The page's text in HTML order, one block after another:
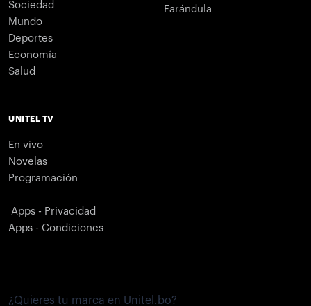
Sociedad
Mundo
Deportes
Economía
Salud
Farándula
UNITEL TV
En vivo
Novelas
Programación
Apps - Privacidad
Apps - Condiciones
¿Quieres tu marca en Unitel.bo?